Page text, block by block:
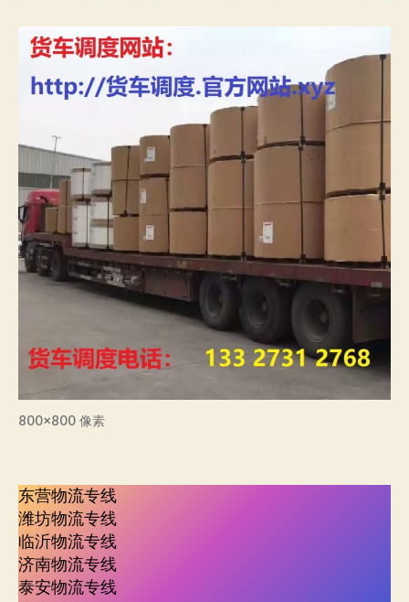
800×800 像素
东营物流专线
潍坊物流专线
临沂物流专线
济南物流专线
泰安物流专线